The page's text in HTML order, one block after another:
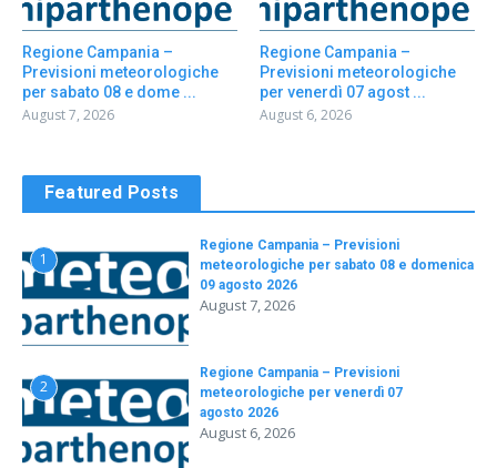
Regione Campania –
Previsioni meteorologiche
per sabato 08 e dome ...
August 7, 2026
Regione Campania –
Previsioni meteorologiche
per venerdì 07 agost ...
August 6, 2026
Featured Posts
1
Regione Campania – Previsioni
meteorologiche per sabato 08 e domenica
09 agosto 2026
August 7, 2026
2
Regione Campania – Previsioni
meteorologiche per venerdì 07
agosto 2026
August 6, 2026